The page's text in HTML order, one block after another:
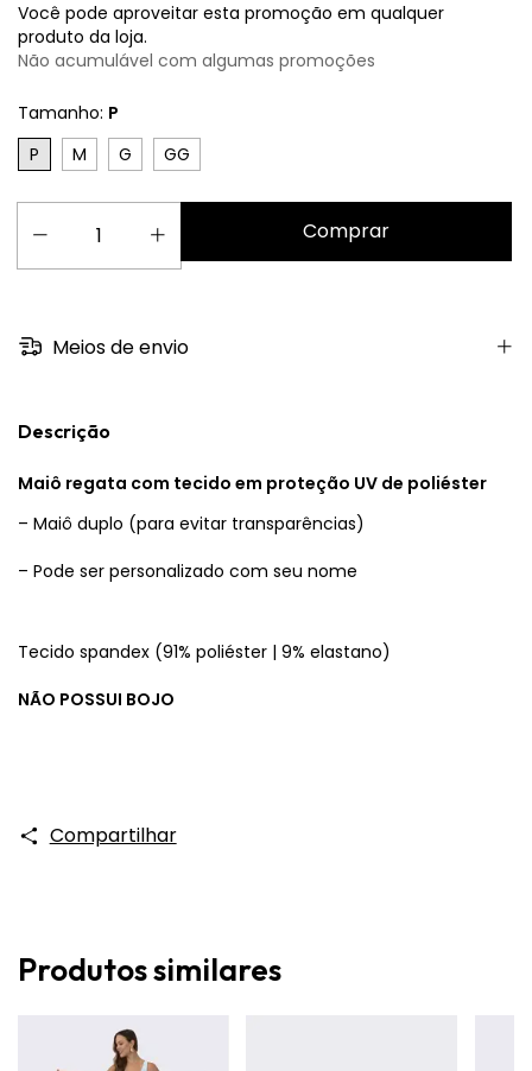
Você pode aproveitar esta promoção em qualquer
produto da loja.
Não acumulável com algumas promoções
Tamanho: P
P
M G GG
Meios de envio
Descrição
Maiô regata com tecido em proteção UV de poliéster
– Maiô duplo (para evitar transparências)
– Pode ser personalizado com seu nome
Tecido spandex (91% poliéster | 9% elastano)
NÃO POSSUI BOJO
Compartilhar
Produtos similares